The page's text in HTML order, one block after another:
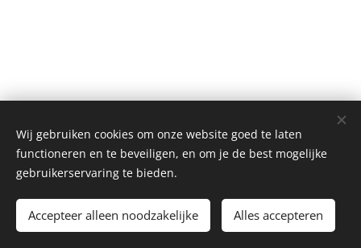
StUDIO SAnTEE BV, Heistraat 107, 9100 Sint-Niklaas BTW
BE.0778.782.316 , hallo@studiosantee.be
Mogelijk gemaakt doorWebnode Cookies
Wij gebruiken cookies om onze website goed te laten
functioneren en te beveiligen, en om je de best mogelijke
gebruikerservaring te bieden.
Accepteer alleen noodzakelijke Alles accepteren